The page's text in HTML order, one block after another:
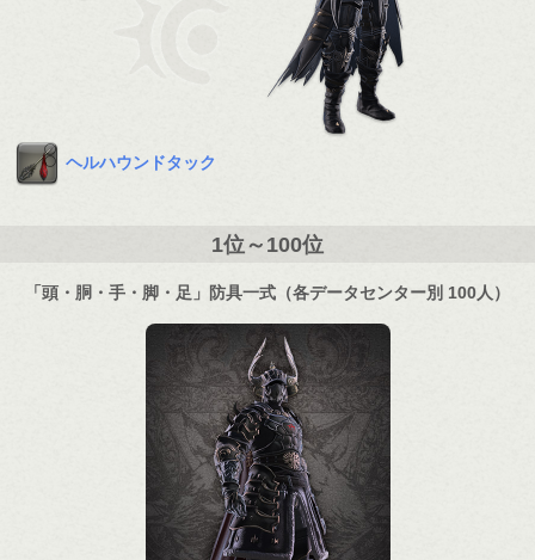
ヘルハウンドタック
1位～100位
「頭・胴・手・脚・足」防具一式（各データセンター別 100人）